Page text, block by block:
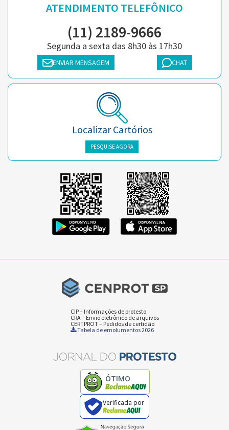
ATENDIMENTO TELEFÔNICO
(11) 2189-9666
Segunda a sexta das 8h30 às 17h30
ENVIAR MENSAGEM CHAT
Localizar Cartórios
PESQUISE AGORA
CIP – Informações de protesto
CRA – Envio eletrônico de arquivos
CERTPROT – Pedidos de certidão
Tabela de emolumentos 2026
ÓTIMO
Verificada por